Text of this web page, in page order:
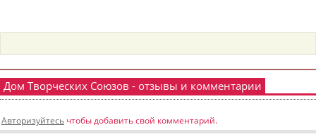
пїЅпїЅпїЅ
пїЅпїЅпїЅпїЅпїЅпїЅпїЅпїЅпїЅ
пїЅпїЅпїЅ пїЅпїЅпїЅпїЅпїЅ
Дом Творческих Союзов - отзывы и комментарии
Авторизуйтесь чтобы добавить свой комментарий.